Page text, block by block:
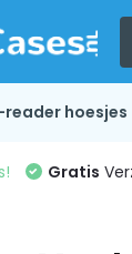
reader hoesjes
Gratis